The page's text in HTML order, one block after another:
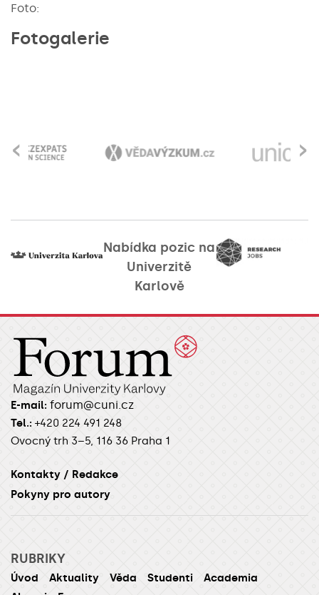
Foto:
Fotogalerie
›
‹
Nabídka pozic na
Univerzitě
Karlově
E-mail: forum@cuni.cz
Tel.: +420 224 491 248
Ovocný trh 3–5, 116 36 Praha 1
Kontakty / Redakce
Pokyny pro autory
RUBRIKY
Úvod Aktuality Věda Studenti
Academia